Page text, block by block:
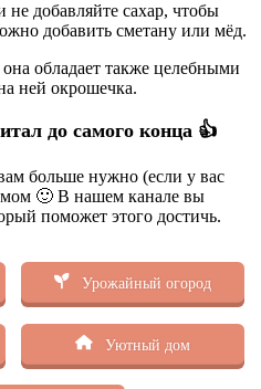
не добавляйте сахар, чтобы
добавить сметану или мёд.
обладает также целебными
ней окрошечка.
до самого конца 👍
больше нужно (если у вас
🙂 В нашем канале вы
поможет этого достичь.
Урожайный огород
Уютный дом